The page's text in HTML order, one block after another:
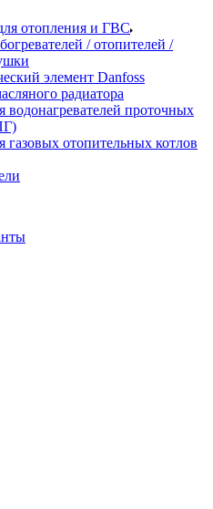
отопления и ГВС
/ отопителей /
элемент Danfoss
радиатора
водонагревателей проточных
газовых отопительных котлов